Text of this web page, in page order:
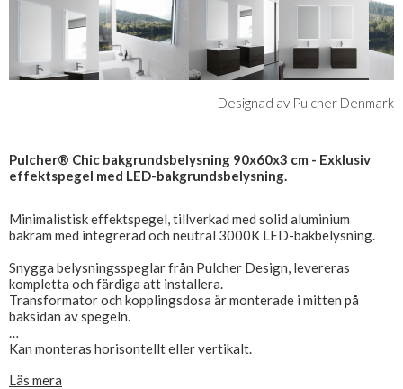
Designad av Pulcher Denmark
Pulcher® Chic bakgrundsbelysning 90x60x3 cm - Exklusiv
effektspegel med LED-bakgrundsbelysning.
Minimalistisk effektspegel, tillverkad med solid aluminium
bakram med integrerad och neutral 3000K LED-bakbelysning.
Snygga belysningsspeglar från Pulcher Design, levereras
kompletta och färdiga att installera.
Transformator och kopplingsdosa är monterade i mitten på
baksidan av spegeln.
Kan monteras horisontellt eller vertikalt.
Läs mera